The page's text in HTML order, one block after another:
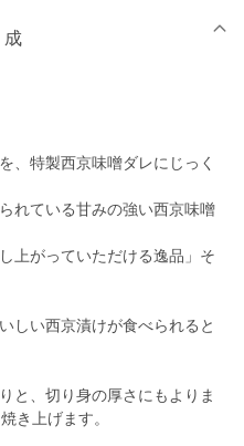
成
、特製西京味噌ダレにじっく
れている甘みの強い西京味噌
上がっていただける逸品」そ
しい西京漬けが食べられると
と、切り身の厚さにもよりま
き上げます。